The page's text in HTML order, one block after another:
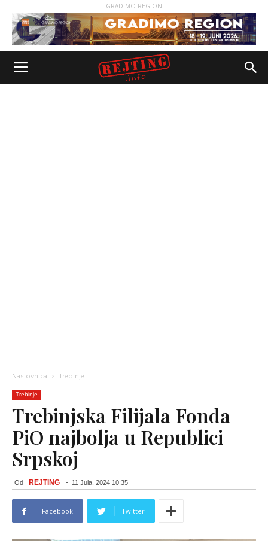
GRADIMO REGION
Naslovnica Trebinje
Trebinje
Trebinjska Filijala Fonda
PiO najbolja u Republici
Srpskoj
Od REJTING - 11 Jula, 2024 10:35
Facebook Twitter